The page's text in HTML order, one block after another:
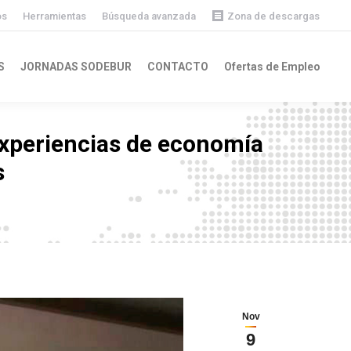
Herramientas Búsqueda avanzada Zona de descargas
JORNADAS SODEBUR CONTACTO Ofertas de Empleo
de economía
Nov
9